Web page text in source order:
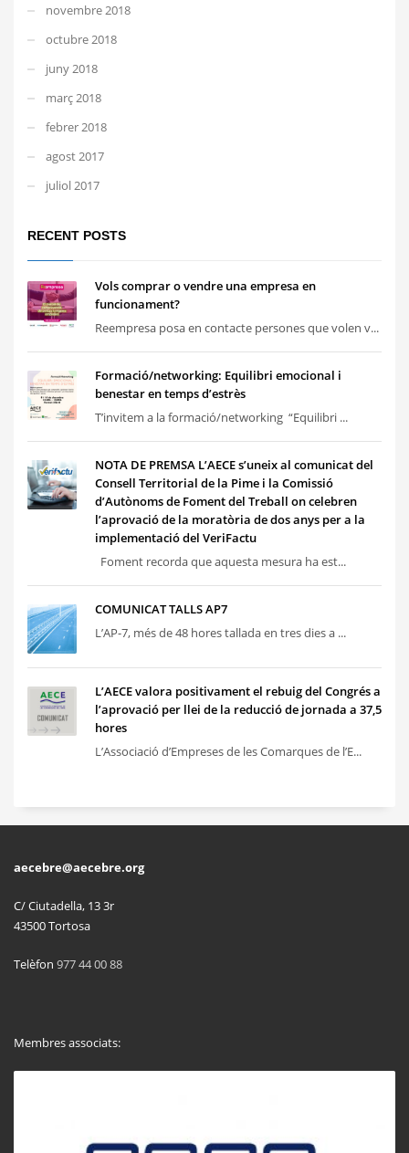
novembre 2018
octubre 2018
juny 2018
març 2018
febrer 2018
agost 2017
juliol 2017
RECENT POSTS
Vols comprar o vendre una empresa en
funcionament?
Reempresa posa en contacte persones que volen v...
Formació/networking: Equilibri emocional i
benestar en temps d’estrès
T’invitem a la formació/networking “Equilibri ...
NOTA DE PREMSA L’AECE s’uneix al comunicat del
Consell Territorial de la Pime i la Comissió
d’Autònoms de Foment del Treball on celebren
l’aprovació de la moratòria de dos anys per a la
implementació del VeriFactu
Foment recorda que aquesta mesura ha est...
COMUNICAT TALLS AP7
L’AP-7, més de 48 hores tallada en tres dies a ...
L’AECE valora positivament el rebuig del Congrés a
l’aprovació per llei de la reducció de jornada a 37,5
hores
L’Associació d’Empreses de les Comarques de l’E...
aecebre@aecebre.org
C/ Ciutadella, 13 3r
43500 Tortosa
Telèfon 977 44 00 88
Membres associats: